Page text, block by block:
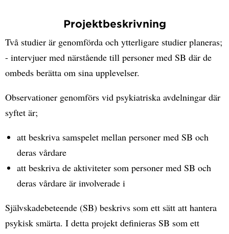
Projektbeskrivning
Två studier är genomförda och ytterligare studier planeras;
- intervjuer med närstående till personer med SB där de
ombeds berätta om sina upplevelser.
Observationer genomförs vid psykiatriska avdelningar där
syftet är;
att beskriva samspelet mellan personer med SB och
deras vårdare
att beskriva de aktiviteter som personer med SB och
deras vårdare är involverade i
Självskadebeteende (SB) beskrivs som ett sätt att hantera
psykisk smärta. I detta projekt definieras SB som ett